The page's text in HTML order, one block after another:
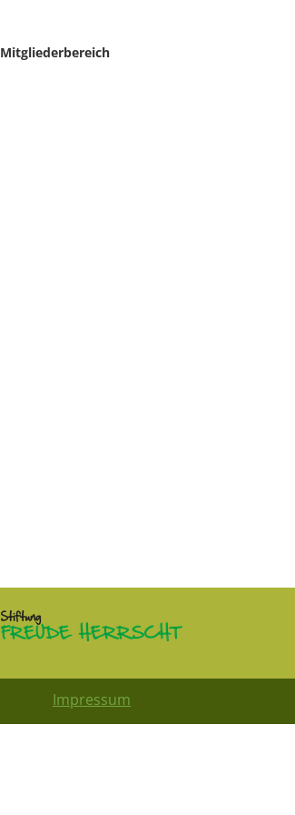
Mitgliederbereich
Impressum